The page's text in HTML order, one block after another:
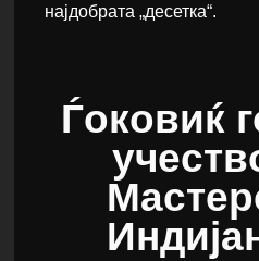
најдобрата „десетка“.
Ѓоковиќ